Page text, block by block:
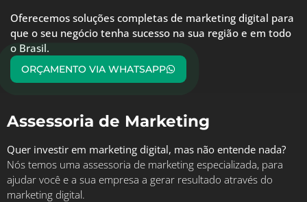
Oferecemos soluções completas de marketing digital para
que o seu negócio tenha sucesso na sua região e em todo
o Brasil.
ORÇAMENTO VIA WHATSAPP
Assessoria de Marketing
Quer investir em marketing digital, mas não entende nada?
Nós temos uma assessoria de marketing especializada, para
ajudar você e a sua empresa a gerar resultado através do
marketing digital.